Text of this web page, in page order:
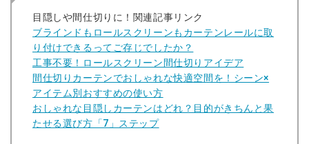
目隠しや間仕切りに！ 関連記事リンク
ブラインドもロールスクリーンもカーテンレールに取
り付けできるってご存じでしたか？
工事不要！ロールスクリーン間仕切りアイデア
間仕切りカーテンでおしゃれな快適空間を！シーン×
アイテム別おすすめの使い方
おしゃれな目隠しカーテンはどれ？目的がきちんと果
たせる選び方「7」ステップ